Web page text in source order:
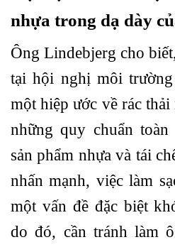
nhựa trong dạ dày
Ông Lindebjerg cho
tại hội nghị môi
một hiệp ước về rác thải
những quy chuẩn
sản phẩm nhựa và tái
nhấn mạnh, việc làm
một vấn đề đặc biệt
do đó, cần tránh làm